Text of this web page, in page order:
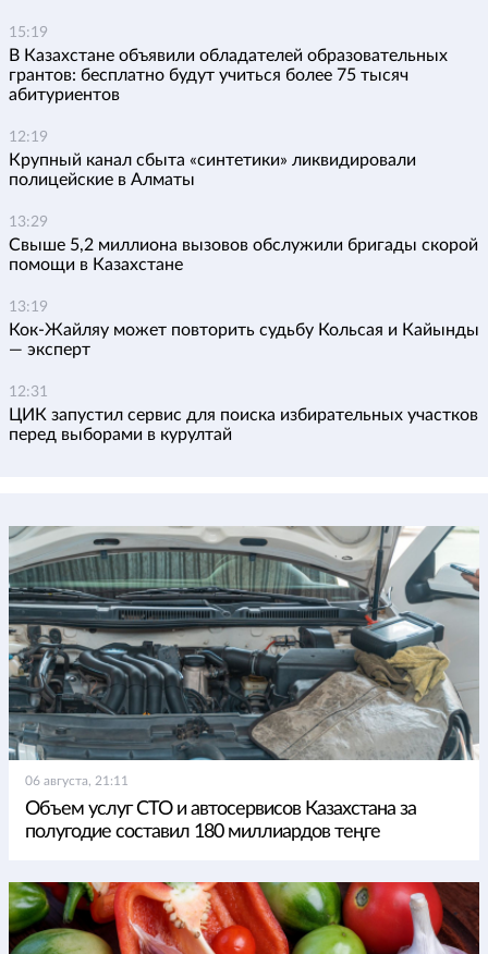
15:19
В Казахстане объявили обладателей образовательных
грантов: бесплатно будут учиться более 75 тысяч
абитуриентов
12:19
Крупный канал сбыта «синтетики» ликвидировали
полицейские в Алматы
13:29
Свыше 5,2 миллиона вызовов обслужили бригады скорой
помощи в Казахстане
13:19
Кок-Жайляу может повторить судьбу Кольсая и Кайынды
— эксперт
12:31
ЦИК запустил сервис для поиска избирательных участков
перед выборами в курултай
06 августа, 21:11
Объем услуг СТО и автосервисов Казахстана за
полугодие составил 180 миллиардов теңге